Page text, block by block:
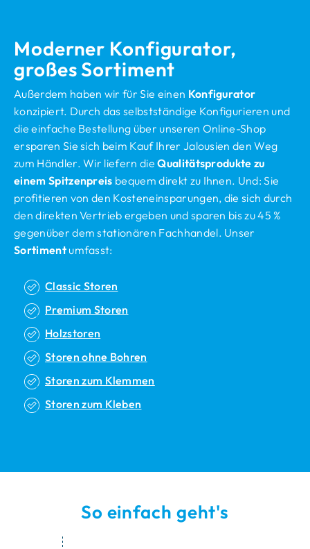
Moderner Konfigurator,
großes Sortiment
Außerdem haben wir für Sie einen Konfigurator
konzipiert. Durch das selbstständige Konfigurieren und
die einfache Bestellung über unseren Online-Shop
ersparen Sie sich beim Kauf Ihrer Jalousien den Weg
zum Händler. Wir liefern dieQualitätsprodukte zu
einem Spitzenpreis bequem direkt zu Ihnen. Und: Sie
profitieren von den Kosteneinsparungen, die sich durch
den direkten Vertrieb ergeben und sparen bis zu 45 %
gegenüber dem stationären Fachhandel. Unser
Sortimentumfasst:
Classic Storen
Premium Storen
Holzstoren
Storen ohne Bohren
Storen zum Klemmen
Storen zum Kleben
So einfach geht's